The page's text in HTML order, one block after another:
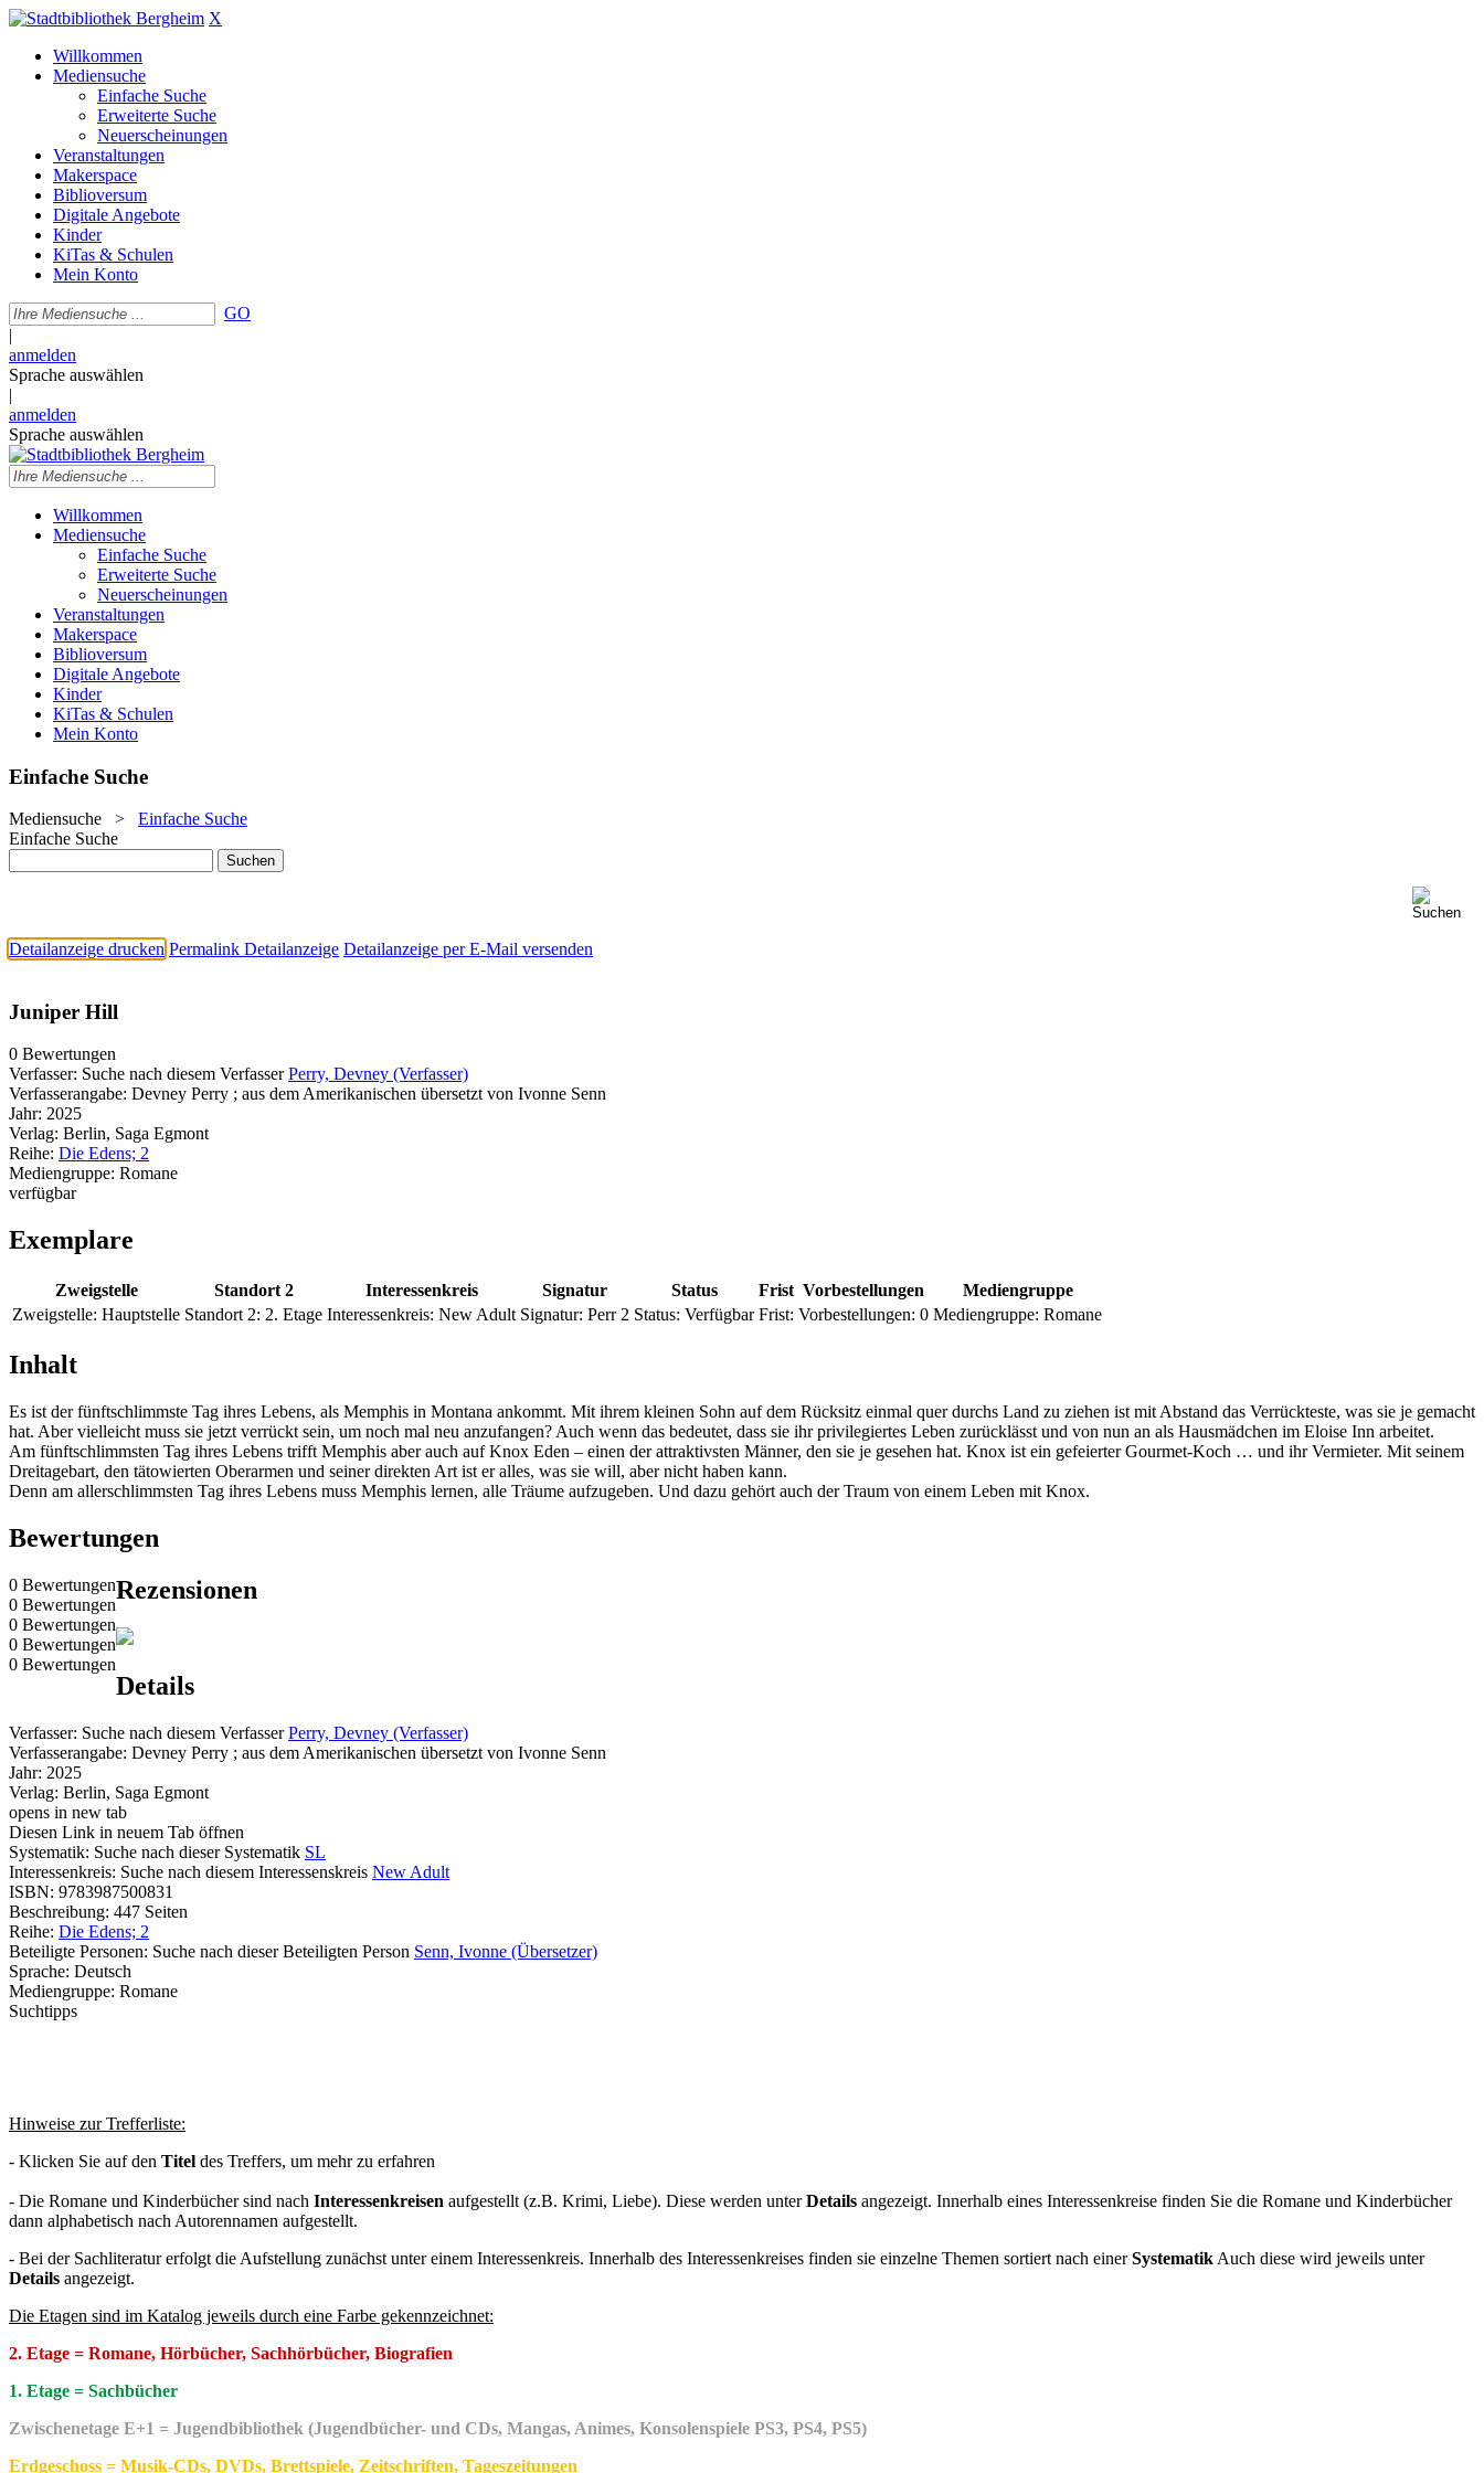
X
Willkommen
Mediensuche
Einfache Suche
Erweiterte Suche
Neuerscheinungen
Veranstaltungen
Makerspace
Biblioversum
Digitale Angebote
Kinder
KiTas & Schulen
Mein Konto
GO
|
anmelden
Sprache auswählen
|
anmelden
Sprache auswählen
Willkommen
Mediensuche
Einfache Suche
Erweiterte Suche
Neuerscheinungen
Veranstaltungen
Makerspace
Biblioversum
Digitale Angebote
Kinder
KiTas & Schulen
Mein Konto
Einfache Suche
Mediensuche > Einfache Suche
Einfache Suche
Detailanzeige drucken Permalink Detailanzeige Detailanzeige per E-Mail versenden
Juniper Hill
0 Bewertungen
Verfasser: Suche nach diesem Verfasser Perry, Devney (Verfasser)
Verfasserangabe: Devney Perry ; aus dem Amerikanischen übersetzt von Ivonne Senn
Jahr: 2025
Verlag: Berlin, Saga Egmont
Reihe: Die Edens; 2
Mediengruppe: Romane
verfügbar
Exemplare
Zweigstelle Standort 2 Interessenkreis Signatur Status Frist Vorbestellungen
Mediengruppe
Zweigstelle: Hauptstelle Standort 2: 2. Etage Interessenkreis: New Adult Signatur: Perr 2 Status: Verfügbar Frist: Vorbestellungen: 0 Mediengruppe: Romane
Inhalt
Es ist der fünftschlimmste Tag ihres Lebens, als Memphis in Montana ankommt. Mit ihrem kleinen Sohn auf dem Rücksitz einmal quer durchs Land zu ziehen ist mit Abstand das Verrückteste, was sie je gemacht
hat. Aber vielleicht muss sie jetzt verrückt sein, um noch mal neu anzufangen? Auch wenn das bedeutet, dass sie ihr privilegiertes Leben zurücklässt und von nun an als Hausmädchen im Eloise Inn arbeitet.
Am fünftschlimmsten Tag ihres Lebens trifft Memphis aber auch auf Knox Eden – einen der attraktivsten Männer, den sie je gesehen hat. Knox ist ein gefeierter Gourmet-Koch … und ihr Vermieter. Mit seinem
Dreitagebart, den tätowierten Oberarmen und seiner direkten Art ist er alles, was sie will, aber nicht haben kann.
Denn am allerschlimmsten Tag ihres Lebens muss Memphis lernen, alle Träume aufzugeben. Und dazu gehört auch der Traum von einem Leben mit Knox.
Bewertungen
0 Bewertungen
0 Bewertungen
0 Bewertungen
0 Bewertungen
0 Bewertungen
Rezensionen
Details
Verfasser: Suche nach diesem Verfasser Perry, Devney (Verfasser)
Verfasserangabe: Devney Perry ; aus dem Amerikanischen übersetzt von Ivonne Senn
Jahr: 2025
Verlag: Berlin, Saga Egmont
opens in new tab
Diesen Link in neuem Tab öffnen
Systematik: Suche nach dieser Systematik SL
Interessenkreis: Suche nach diesem Interessenskreis New Adult
ISBN: 9783987500831
Beschreibung: 447 Seiten
Reihe: Die Edens; 2
Beteiligte Personen: Suche nach dieser Beteiligten Person Senn, Ivonne (Übersetzer)
Sprache: Deutsch
Mediengruppe: Romane
Suchtipps
Hinweise zur Trefferliste:
- Klicken Sie auf den Titel des Treffers, um mehr zu erfahren
- Die Romane und Kinderbücher sind nach Interessenkreisen aufgestellt (z.B. Krimi, Liebe). Diese werden unterDetails angezeigt. Innerhalb eines Interessenkreise finden Sie die Romane und Kinderbücher
dann alphabetisch nach Autorennamen aufgestellt.
- Bei der Sachliteratur erfolgt die Aufstellung zunächst unter einem Interessenkreis. Innerhalb des Interessenkreises finden sie einzelne Themen sortiert nach einerSystematik Auch diese wird jeweils unter
Details angezeigt.
Die Etagen sind im Katalog jeweils durch eine Farbe gekennzeichnet:
2. Etage = Romane, Hörbücher, Sachhörbücher, Biografien
1. Etage = Sachbücher
Zwischenetage E+1 = Jugendbibliothek (Jugendbücher- und CDs, Mangas, Animes, Konsolenspiele PS3, PS4, PS5)
Erdgeschoss = Musik-CDs, DVDs, Brettspiele, Zeitschriften, Tageszeitungen